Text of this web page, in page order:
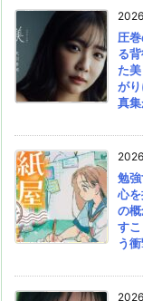
圧
る
た
が
真集
勉
心
の
す
う